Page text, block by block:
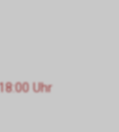
Uhr